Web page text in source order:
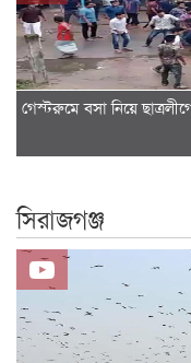
গেস্টরুমে বসা নিয়ে
সিরাজগঞ্জ